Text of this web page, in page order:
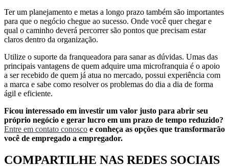
Ter um planejamento e metas a longo prazo também são importantes
para que o negócio chegue ao sucesso. Onde você quer chegar e
qual o caminho deverá percorrer são pontos que precisam estar
claros dentro da organização.
Utilize o suporte da franqueadora para sanar as dúvidas. Umas das
principais vantagens de quem adquire uma microfranquia é o apoio
a ser recebido de quem já atua no mercado, possui experiência com
a marca e sabe como resolver os problemas do dia a dia de forma
ágil e eficiente.
Ficou interessado em investir um valor justo para abrir seu
próprio negócio e gerar lucro em um prazo de tempo reduzido?
Entre em contato conosco e conheça as opções que transformarão
você de empregado a empregador.
COMPARTILHE NAS REDES SOCIAIS